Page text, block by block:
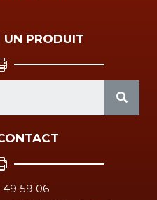
UN PRODUIT
49 59 06